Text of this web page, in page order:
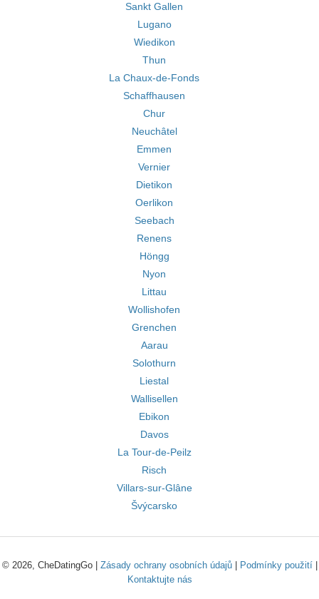
Sankt Gallen
Lugano
Wiedikon
Thun
La Chaux-de-Fonds
Schaffhausen
Chur
Neuchâtel
Emmen
Vernier
Dietikon
Oerlikon
Seebach
Renens
Höngg
Nyon
Littau
Wollishofen
Grenchen
Aarau
Solothurn
Liestal
Wallisellen
Ebikon
Davos
La Tour-de-Peilz
Risch
Villars-sur-Glâne
Švýcarsko
© 2026, CheDatingGo | Zásady ochrany osobních údajů| Podmínky použití|
Kontaktujte nás